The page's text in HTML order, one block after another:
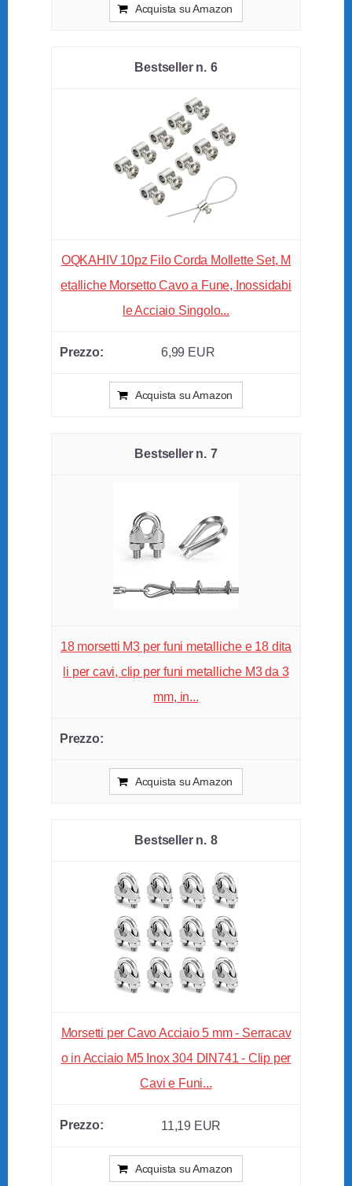
Acquista su Amazon
6
OQKAHIV 10pz Filo Corda Mollette Set, M
etalliche Morsetto Cavo a Fune, Inossidabi
le Acciaio Singolo...
6,99 EUR
Acquista su Amazon
7
18 morsetti M3 per funi metalliche e 18 dita
li per cavi, clip per funi metalliche M3 da 3
mm, in...
Acquista su Amazon
8
Morsetti per Cavo Acciaio 5 mm - Serracav
o in Acciaio M5 Inox 304 DIN741 - Clip per
Cavi e Funi...
11,19 EUR
Acquista su Amazon